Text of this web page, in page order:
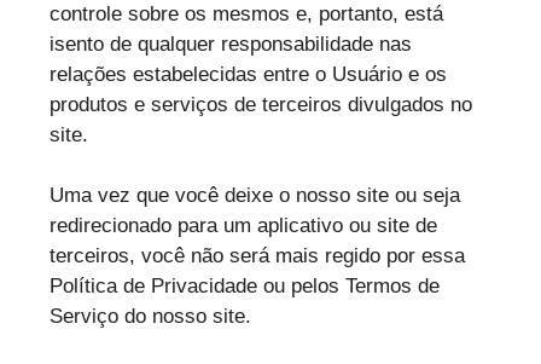
controle sobre os mesmos e, portanto, está
isento de qualquer responsabilidade nas
relações estabelecidas entre o Usuário e os
produtos e serviços de terceiros divulgados no
site.
Uma vez que você deixe o nosso site ou seja
redirecionado para um aplicativo ou site de
terceiros, você não será mais regido por essa
Política de Privacidade ou pelos Termos de
Serviço do nosso site.